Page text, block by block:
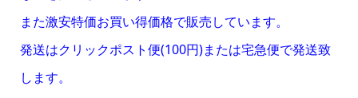
また激安特価お買い得価格で販売しています。
発送はクリックポスト便(100円)または宅急便で発送致
します。